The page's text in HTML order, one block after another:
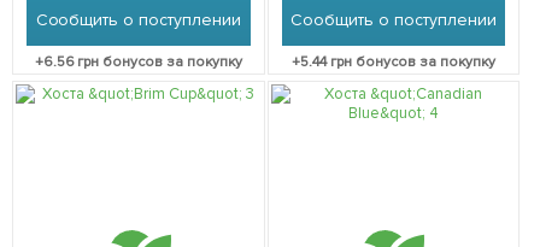
Сообщить о поступлении
+6.56грн бонусов за покупку
Сообщить о поступлении
+5.44грн бонусов за покупку